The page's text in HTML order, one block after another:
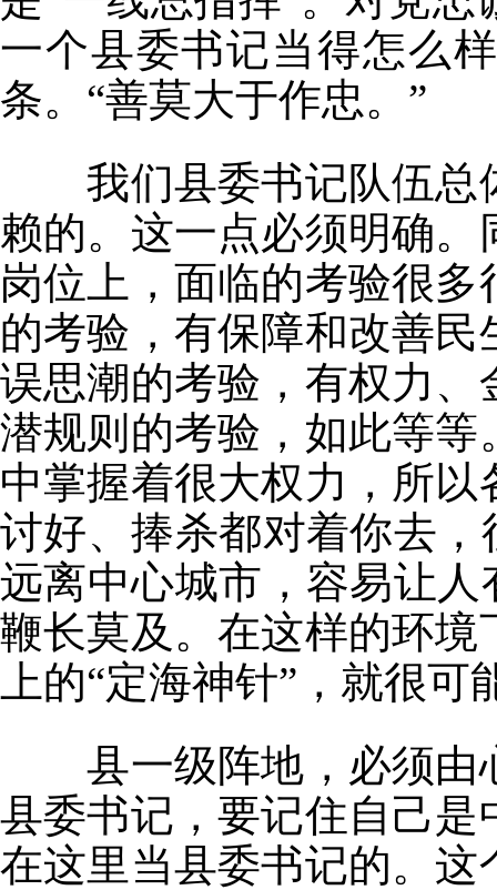
一个县委书记当得怎么
条。“善莫大于作忠。”
我们县委书记队伍总
赖的。这一点必须明确
岗位上，面临的考验很
的考验，有保障和改善
误思潮的考验，有权力
潜规则的考验，如此等
中掌握着很大权力，所
讨好、捧杀都对着你去
远离中心城市，容易让
鞭长莫及。在这样的环
上的“定海神针”，就很
县一级阵地，必须由
县委书记，要记住自己
在这里当县委书记的。